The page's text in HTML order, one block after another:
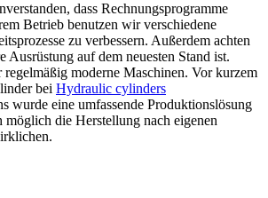
dass Rechnungsprogramme
Betrieb benutzen wir verschiedene
zu verbessern. Außerdem achten
Ausrüstung auf dem neuesten Stand ist.
moderne Maschinen. Vor kurzem
bei Hydraulic cylinders
wurde eine umfassende Produktionslösung
möglich die Herstellung nach eigenen